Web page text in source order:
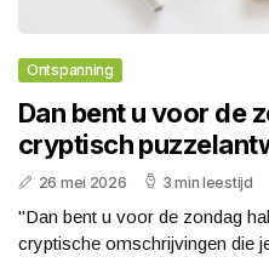
Ontspanning
Dan bent u voor de
cryptisch
26 mei 2026 3 min leestijd
"Dan bent u voor de zondag
cryptische omschrijvingen die